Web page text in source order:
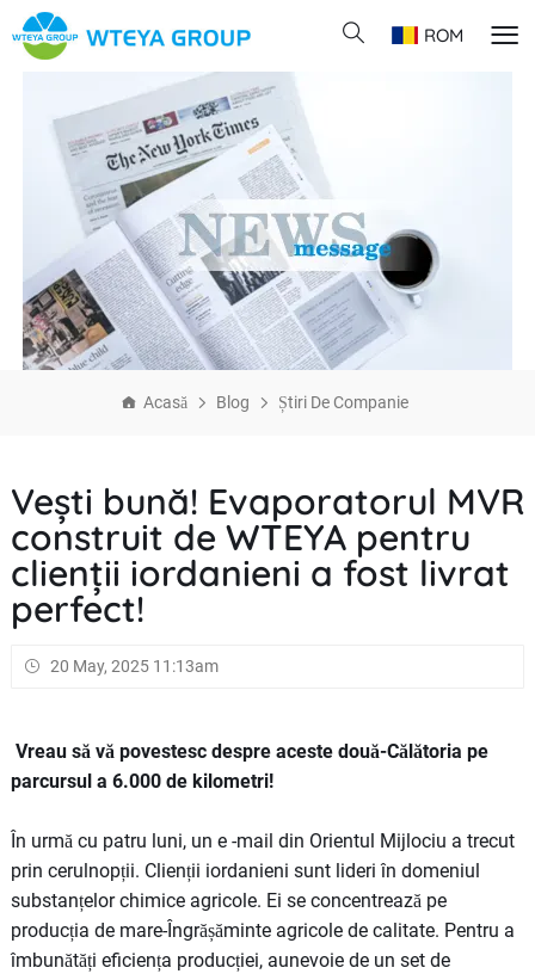
ROM
Acasă Blog Știri De Companie
Vești bună! Evaporatorul MVR
construit de WTEYA pentru
clienții iordanieni a fost livrat
perfect!
20 May, 2025 11:13am
Vreau să vă povestesc despre aceste două-Călătoria pe
parcursul a 6.000 de kilometri!
În urmă cu patru luni, un e -mail din Orientul Mijlociu a trecut
prin cerulnopții. Clienții iordanieni sunt lideri în domeniul
substanțelor chimice agricole. Ei se concentrează pe
producția de mare-Îngrășăminte agricole de calitate. Pentru a
îmbunătăți eficiența producției, aunevoie de un set de